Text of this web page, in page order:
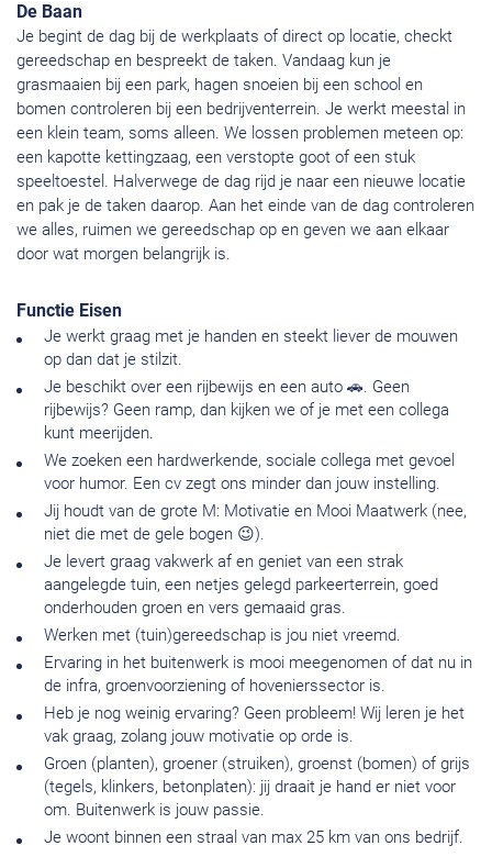
De Baan
Je begint de dag bij de werkplaats of direct op locatie, checkt
gereedschap en bespreekt de taken. Vandaag kun je
grasmaaien bij een park, hagen snoeien bij een school en
bomen controleren bij een bedrijventerrein. Je werkt meestal in
een klein team, soms alleen. We lossen problemen meteen op:
een kapotte kettingzaag, een verstopte goot of een stuk
speeltoestel. Halverwege de dag rijd je naar een nieuwe locatie
en pak je de taken daarop. Aan het einde van de dag controleren
we alles, ruimen we gereedschap op en geven we aan elkaar
door wat morgen belangrijk is.
Functie Eisen
Je werkt graag met je handen en steekt liever de mouwen
op dan dat je stilzit.
Je beschikt over een rijbewijs en een auto 🚗. Geen
rijbewijs? Geen ramp, dan kijken we of je met een collega
kunt meerijden.
We zoeken een hardwerkende, sociale collega met gevoel
voor humor. Een cv zegt ons minder dan jouw instelling.
Jij houdt van de grote M: Motivatie en Mooi Maatwerk (nee,
niet die met de gele bogen 😉).
Je levert graag vakwerk af en geniet van een strak
aangelegde tuin, een netjes gelegd parkeerterrein, goed
onderhouden groen en vers gemaaid gras.
Werken met (tuin)gereedschap is jou niet vreemd.
Ervaring in het buitenwerk is mooi meegenomen of dat nu in
de infra, groenvoorziening of hovenierssector is.
Heb je nog weinig ervaring? Geen probleem! Wij leren je het
vak graag, zolang jouw motivatie op orde is.
Groen (planten), groener (struiken), groenst (bomen) of grijs
(tegels, klinkers, betonplaten): jij draait je hand er niet voor
om. Buitenwerk is jouw passie.
Je woont binnen een straal van max 25 km van ons bedrijf.